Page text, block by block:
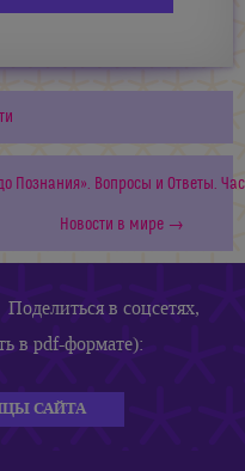
Познания». Вопросы и Ответы.
Новости в мире →
Поделиться в соцсетях,
в pdf-формате):
САЙТА